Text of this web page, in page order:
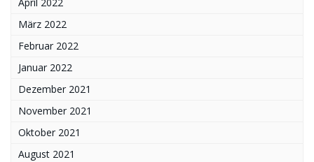
März 2022
Februar 2022
Januar 2022
Dezember 2021
November 2021
Oktober 2021
August 2021